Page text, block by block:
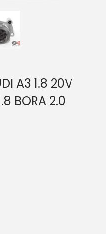
A3 1.8 20V
BORA 2.0